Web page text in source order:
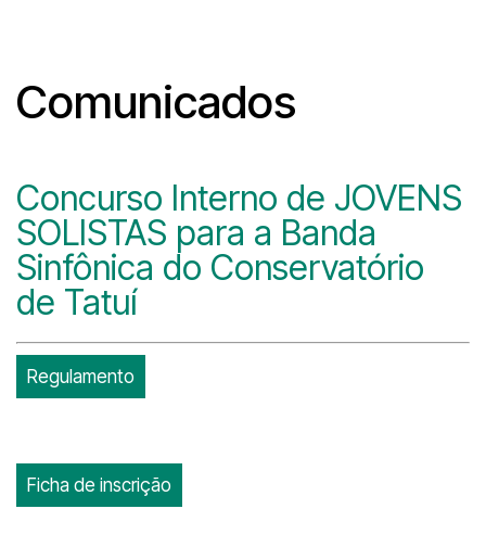
Comunicados
Concurso Interno de JOVENS
SOLISTAS para a Banda
Sinfônica do Conservatório
de Tatuí
Regulamento
Ficha de inscrição